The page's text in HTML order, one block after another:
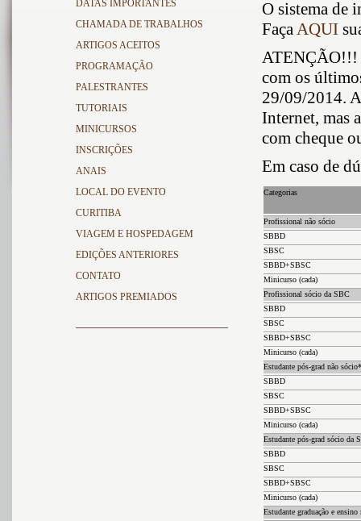
DATAS IMPORTANTES
CHAMADA DE TRABALHOS
ARTIGOS ACEITOS
PROGRAMAÇÃO
PALESTRANTES
TUTORIAIS
MINICURSOS
INSCRIÇÕES
ANAIS
LOCAL DO EVENTO
CURITIBA
VIAGEM E HOSPEDAGEM
EDIÇÕES ANTERIORES
CONTATO
ARTIGOS PREMIADOS
O sistema de
FaçaAQUI
ATENÇÃO!!!
com os
29/09/2014.
Internet, mas
com cheque
Em caso de
Categorias
Profissional não sócio
SBBD
SBSC
SBBD+SBSC
Minicurso (cada)
Profissional sócio da SBC
SBBD
SBSC
SBBD+SBSC
Minicurso (cada)
Estudante pós-grad não sócio*
SBBD
SBSC
SBBD+SBSC
Minicurso (cada)
Estudante pós-grad sócio da
SBBD
SBSC
SBBD+SBSC
Minicurso (cada)
Estudante graduação e